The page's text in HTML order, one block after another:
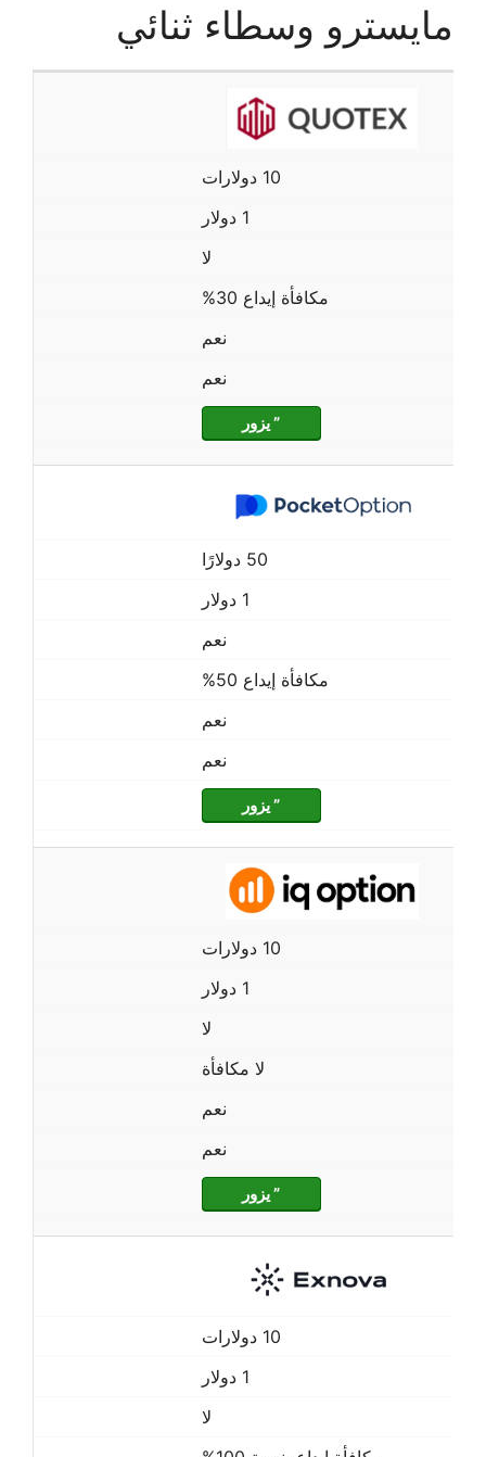
مايسترو وسطاء ثنائي
10 دولارات
1 دولار
لا
مكافأة إيداع 30%
نعم
نعم
” يزور
50 دولارًا
1 دولار
نعم
مكافأة إيداع 50%
نعم
نعم
” يزور
10 دولارات
1 دولار
لا
لا مكافأة
نعم
نعم
” يزور
10 دولارات
1 دولار
لا